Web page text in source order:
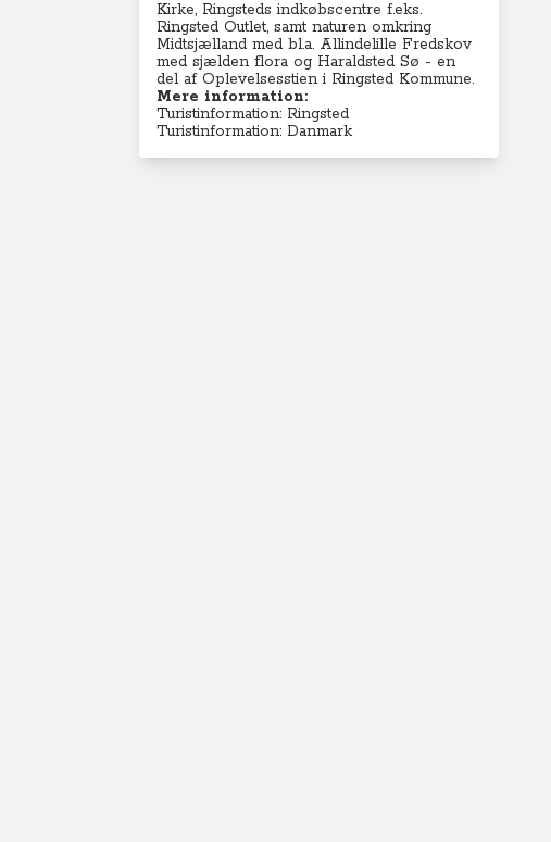
Kirke, Ringsteds indkøbscentre f.eks.
Ringsted Outlet, samt naturen omkring
Midtsjælland med bl.a. Allindelille Fredskov
med sjælden flora og Haraldsted Sø - en
del af Oplevelsesstien i Ringsted Kommune.
Mere information:
Turistinformation: Ringsted
Turistinformation: Danmark